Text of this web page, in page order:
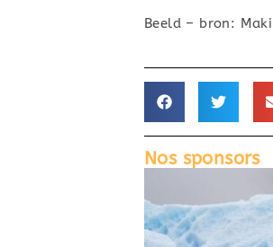
Beeld – bron:
Nos sponsors